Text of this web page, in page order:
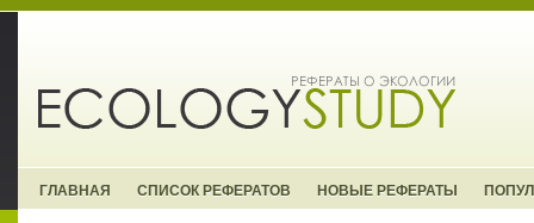
ГЛАВНАЯ СПИСОК РЕФЕРАТОВ НОВЫЕ РЕФЕРАТЫ